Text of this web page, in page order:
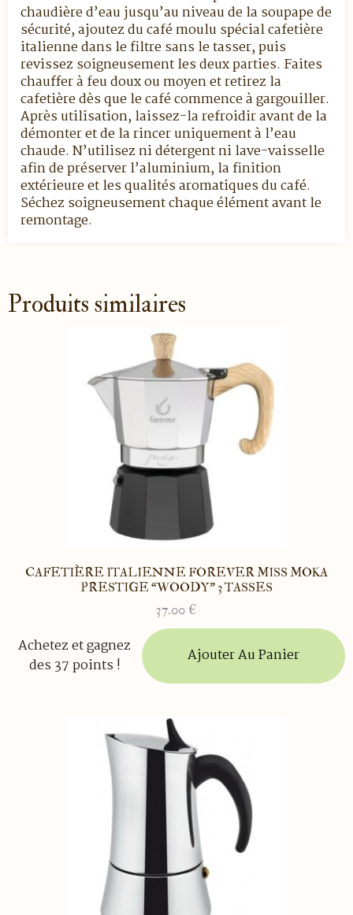
chaudière d’eau jusqu’au niveau de la soupape de
sécurité, ajoutez du café moulu spécial cafetière
italienne dans le filtre sans le tasser, puis
revissez soigneusement les deux parties. Faites
chauffer à feu doux ou moyen et retirez la
cafetière dès que le café commence à gargouiller.
Après utilisation, laissez-la refroidir avant de la
démonter et de la rincer uniquement à l’eau
chaude. N’utilisez ni détergent ni lave-vaisselle
afin de préserver l’aluminium, la finition
extérieure et les qualités aromatiques du café.
Séchez soigneusement chaque élément avant le
remontage.
Produits similaires
CAFETIÈRE ITALIENNE FOREVER MISS MOKA
PRESTIGE “WOODY” 3 TASSES
37.00 €
Achetez et gagnez
des 37 points !
Ajouter Au Panier